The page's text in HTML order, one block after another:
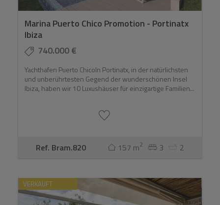
Marina Puerto Chico Promotion - Portinatx
Ibiza
740.000 €
Yachthafen Puerto ChicoIn Portinatx, in der natürlichsten
und unberührtesten Gegend der wunderschönen Insel
Ibiza, haben wir 10 Luxushäuser für einzigartige Familien...
Ref. Bram.820 157 m2 3 2
VERKAUFT